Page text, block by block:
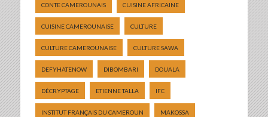
CONTE CAMEROUNAIS CUISINE AFRICAINE
CUISINE CAMEROUNAISE CULTURE
CULTURE CAMEROUNAISE CULTURE SAWA
DEFYHATENOW DIBOMBARI DOUALA
DÉCRYPTAGE ETIENNE TALLA IFC
INSTITUT FRANÇAIS DU CAMEROUN MAKOSSA